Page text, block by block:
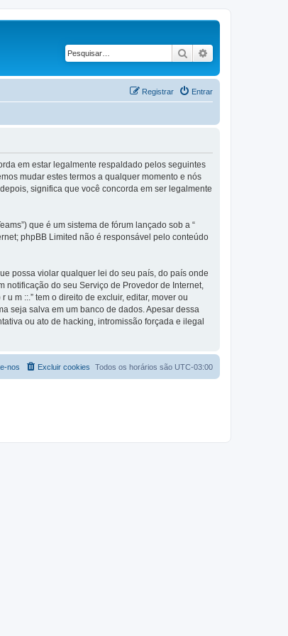
Pesquisar
Entrar
Registrar
em estar legalmente respaldado pelos seguintes
mudar estes termos a qualquer momento e nós
significa que você concorda em ser legalmente
que é um sistema de fórum lançado sob a “
phpBB Limited não é responsável pelo conteúdo
possa violar qualquer lei do seu país, do país onde
notificação do seu Serviço de Provedor de Internet,
m ::.” tem o direito de excluir, editar, mover ou
seja salva em um banco de dados. Apesar dessa
ou ato de hacking, intromissão forçada e ilegal
Todos os horários são UTC-03:00
Excluir cookies
nos